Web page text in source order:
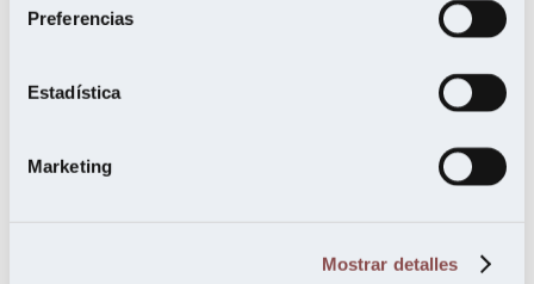
Preferencias
Estadística
Marketing
Mostrar detalles
abril 2019
enero 2019
noviembre 2018